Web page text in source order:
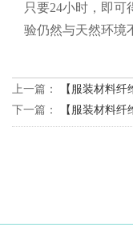
只要24小时，即
验仍然与天然环境
上一篇：
【服装材料
下一篇：
【服装材料